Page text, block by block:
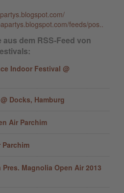
feeds/pos..
dem RSS-Feed von
Indoor Festival @
Docks, Hamburg
Air Parchim
Parchim
Magnolia Open Air 2013